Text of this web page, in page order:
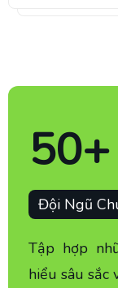
50+
Đội Ngũ
Tập hợp
hiểu sâu sắc